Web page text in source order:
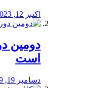
اکتبر 12, 2023
دومین
است
دسامبر 19, 2019